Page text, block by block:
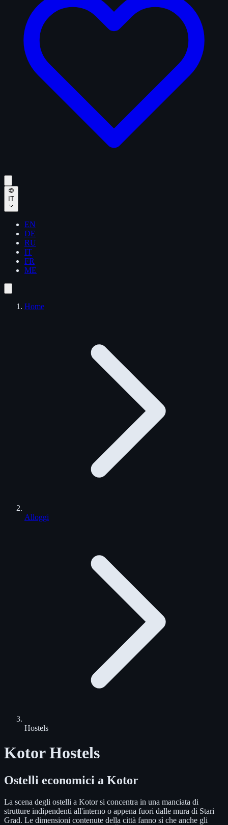
IT
EN
DE
RU
IT
FR
ME
Home
Alloggi
Hostels
Kotor Hostels
Ostelli economici a Kotor
La scena degli ostelli a Kotor si concentra in una manciata di
strutture indipendenti all'interno o appena fuori dalle mura di Stari
Grad. Le dimensioni contenute della città fanno sì che anche gli